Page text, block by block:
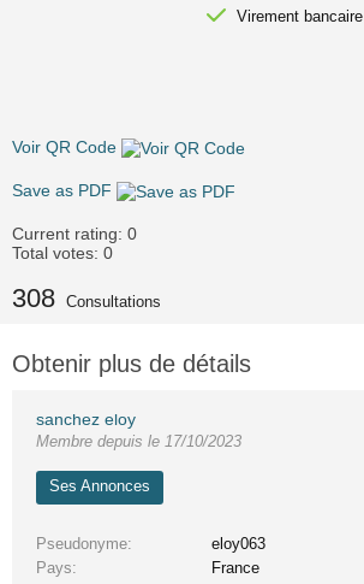
Virement bancaire
Voir QR Code
Save as PDF
Current rating: 0
Total votes: 0
308 Consultations
Obtenir plus de détails
sanchez eloy
Membre depuis le 17/10/2023
Ses Annonces
Pseudonyme
eloy063
Pays
France